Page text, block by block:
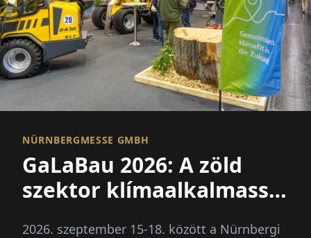
HÍREK
KAPCSOLAT
NÜRNBERGMESSE GMBH
GaLaBau 2026: A zöld
szektor klímaalkalmassá
2026. szeptember 15-18. között a Nürnbergi